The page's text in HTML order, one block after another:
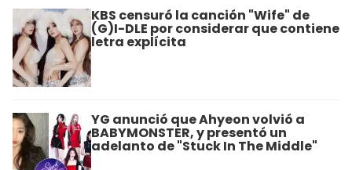
KBS censuró la canción "Wife" de
(G)I-DLE por considerar que contiene
letra explícita
YG anunció que Ahyeon volvió a
BABYMONSTER, y presentó un
adelanto de "Stuck In The Middle"